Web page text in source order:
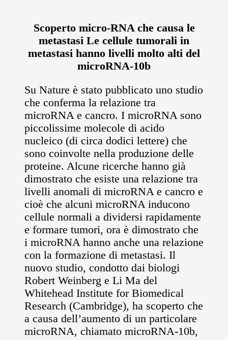
Scoperto micro-RNA che causa le
metastasi Le cellule tumorali in
metastasi hanno livelli molto alti del
microRNA-10b
Su Nature è stato pubblicato uno studio
che conferma la relazione tra
microRNA e cancro. I microRNA sono
piccolissime molecole di acido
nucleico (di circa dodici lettere) che
sono coinvolte nella produzione delle
proteine. Alcune ricerche hanno già
dimostrato che esiste una relazione tra
livelli anomali di microRNA e cancro e
cioè che alcuni microRNA inducono
cellule normali a dividersi rapidamente
e formare tumori, ora è dimostrato che
i microRNA hanno anche una relazione
con la formazione di metastasi. Il
nuovo studio, condotto dai biologi
Robert Weinberg e Li Ma del
Whitehead Institute for Biomedical
Research (Cambridge), ha scoperto che
a causa dell’aumento di un particolare
microRNA, chiamato microRNA-10b,